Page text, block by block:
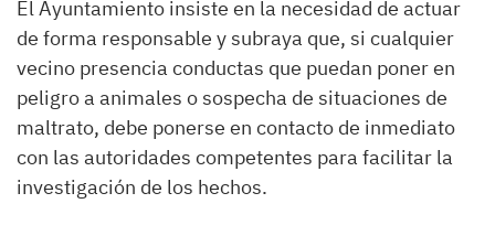
El Ayuntamiento insiste en la necesidad de actuar
de forma responsable y subraya que, si cualquier
vecino presencia conductas que puedan poner en
peligro a animales o sospecha de situaciones de
maltrato, debe ponerse en contacto de inmediato
con las autoridades competentes para facilitar la
investigación de los hechos.